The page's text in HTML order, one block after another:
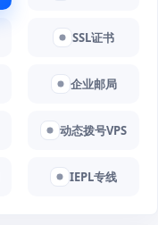
SSL证书
企业邮局
动态拨号VPS
IEPL专线